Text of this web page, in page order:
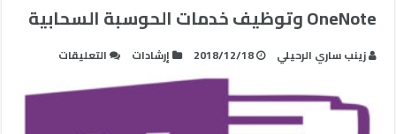
OneNote وتوظيف خدمات الحوسبة السحابية
زينب ساري الرحيلي 2018/12/18 إرشادات التعليقات
الإنجاز